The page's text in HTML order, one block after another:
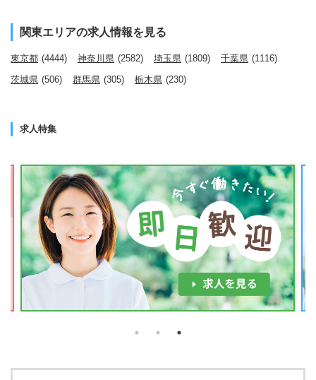
関東エリアの求人情報を見る
東京都 (4444) 神奈川県 (2582) 埼玉県 (1809) 千葉県 (1116)
茨城県 (506) 群馬県 (305) 栃木県 (230)
求人特集